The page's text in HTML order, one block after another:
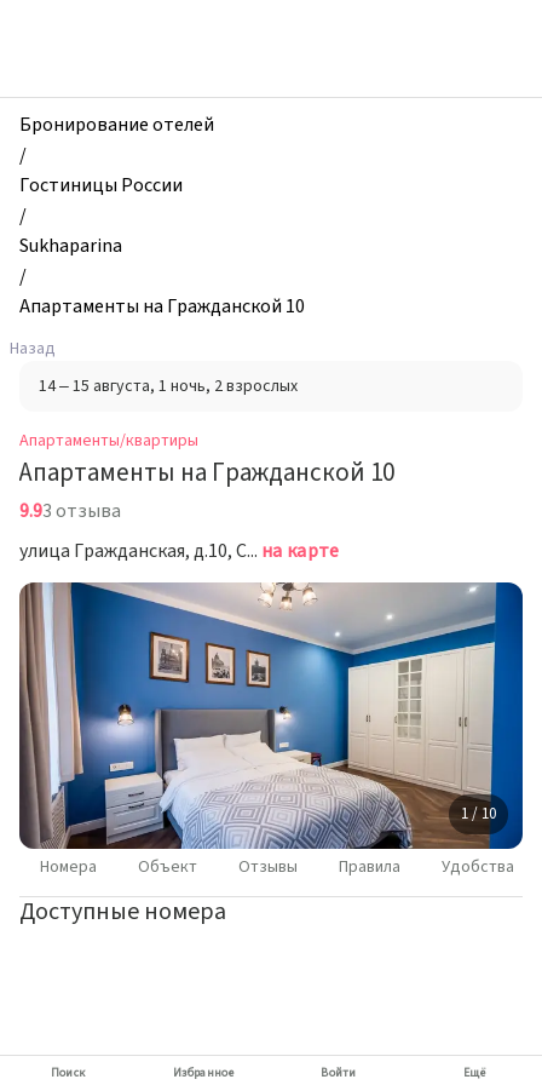
и
квартиры,
Апартаменты
на
Гражданской
10,
Sukhaparina,
Россия
Бронирование отелей
/
Гостиницы России
/
Sukhaparina
/
Апартаменты на Гражданской 10
Назад
14 – 15 августа, 1 ночь, 2 взрослых
Апартаменты/квартиры
Апартаменты на Гражданской 10
9.93 отзыва
улица Гражданская, д.10, Санкт-Петербург на карте
1 / 10
Номера Объект Отзывы Правила Удобства
Доступные номера
Поиск Избранное Войти Ещё